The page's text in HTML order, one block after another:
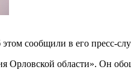
сообщили в его пресс-
Орловской области». Он